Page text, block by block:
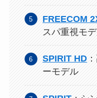
FREECOM
スパ重視モ
SPIRIT HD
ーモデル